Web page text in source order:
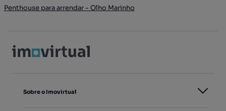
Penthouse para arrendar - Olho Marinho
Sobre o Imovirtual